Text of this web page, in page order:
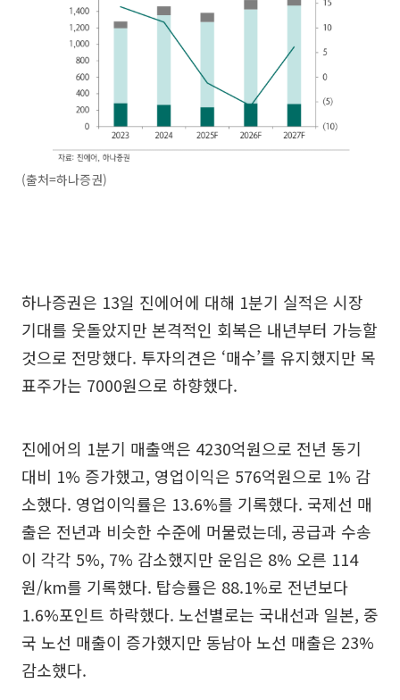
(출처=하나증권)
하나증권은 13일 진에어에 대해 1분기 실적은 시장
기대를 웃돌았지만 본격적인 회복은 내년부터 가능할
것으로 전망했다. 투자의견은 ‘매수’를 유지했지만 목
표주가는 7000원으로 하향했다.
진에어의 1분기 매출액은 4230억원으로 전년 동기
대비 1% 증가했고, 영업이익은 576억원으로 1% 감
소했다. 영업이익률은 13.6%를 기록했다. 국제선 매
출은 전년과 비슷한 수준에 머물렀는데, 공급과 수송
이 각각 5%, 7% 감소했지만 운임은 8% 오른 114
원/km를 기록했다. 탑승률은 88.1%로 전년보다
1.6%포인트 하락했다. 노선별로는 국내선과 일본, 중
국 노선 매출이 증가했지만 동남아 노선 매출은 23%
감소했다.